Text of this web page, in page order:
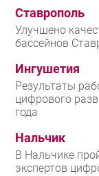
Ставрополь
Улучшено
бассейнов
Ингушетия
Результаты
цифрового
года
Нальчик
В Нальчике
экспертов